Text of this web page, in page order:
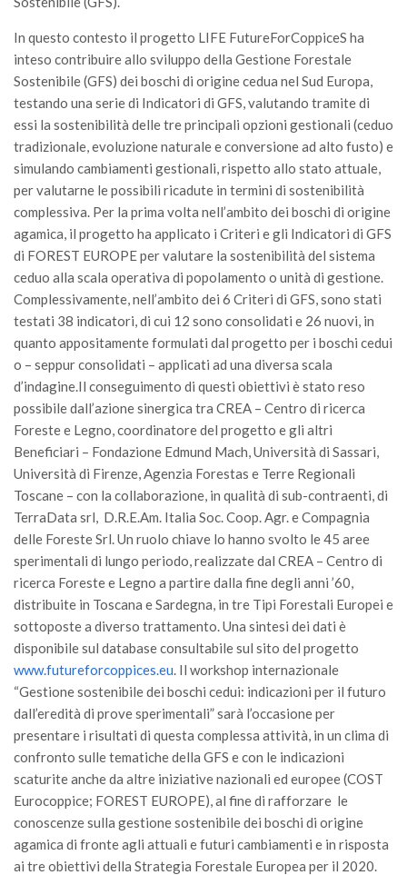
Borse di Studio
Call for Papers
Call for Proposals
Comunicati
Congressi
Convegni
Corsi di Aggiornamento
Corsi di Specializzazione
Giornate di Studio
Opportunità di Lavoro
Rassegne
Reports
Simposii
Congressi
Pagina Congressi
XV Congresso (Sassari 2026)
XIV Congresso (Padova 2024)
XIII Congresso (Orvieto 2022)
XII Congresso (Palermo 2019)
XI Congresso (Roma 2017)
X Congresso (Firenze 2015)
IX Congresso (Bolzano 2013)
VIII Congresso (Rende 2011)
VII Congresso (Isernia 2009)
VI Congresso (Arezzo 2007)
V Congresso (Torino 2003)
IV Congresso (Potenza 2003)
III Congresso (Viterbo 2001)
In questo contesto il progetto LIFE FutureForCoppiceS ha
inteso contribuire allo sviluppo della Gestione Forestale
Sostenibile (GFS) dei boschi di origine cedua nel Sud Europa,
testando una serie di Indicatori di GFS, valutando tramite di
essi la sostenibilità delle tre principali opzioni gestionali (ceduo
tradizionale, evoluzione naturale e conversione ad alto fusto) e
simulando cambiamenti gestionali, rispetto allo stato attuale,
per valutarne le possibili ricadute in termini di sostenibilità
complessiva. Per la prima volta nell’ambito dei boschi di origine
agamica, il progetto ha applicato i Criteri e gli Indicatori di GFS
di FOREST EUROPE per valutare la sostenibilità del sistema
ceduo alla scala operativa di popolamento o unità di gestione.
Complessivamente, nell’ambito dei 6 Criteri di GFS, sono stati
testati 38 indicatori, di cui 12 sono consolidati e 26 nuovi, in
quanto appositamente formulati dal progetto per i boschi cedui
o – seppur consolidati – applicati ad una diversa scala
d’indagine.Il conseguimento di questi obiettivi è stato reso
possibile dall’azione sinergica tra CREA – Centro di ricerca
Foreste e Legno, coordinatore del progetto e gli altri
Beneficiari – Fondazione Edmund Mach, Università di Sassari,
Università di Firenze, Agenzia Forestas e Terre Regionali
Toscane – con la collaborazione, in qualità di sub-contraenti, di
TerraData srl, D.R.E.Am. Italia Soc. Coop. Agr. e Compagnia
delle Foreste Srl. Un ruolo chiave lo hanno svolto le 45 aree
sperimentali di lungo periodo, realizzate dal CREA – Centro di
ricerca Foreste e Legno a partire dalla fine degli anni ’60,
distribuite in Toscana e Sardegna, in tre Tipi Forestali Europei e
sottoposte a diverso trattamento. Una sintesi dei dati è
disponibile sul database consultabile sul sito del progetto
www.futureforcoppices.eu. Il workshop internazionale
“Gestione sostenibile dei boschi cedui: indicazioni per il futuro
dall’eredità di prove sperimentali” sarà l’occasione per
presentare i risultati di questa complessa attività, in un clima di
confronto sulle tematiche della GFS e con le indicazioni
scaturite anche da altre iniziative nazionali ed europee (COST
Eurocoppice; FOREST EUROPE), al fine di rafforzare le
conoscenze sulla gestione sostenibile dei boschi di origine
agamica di fronte agli attuali e futuri cambiamenti e in risposta
ai tre obiettivi della Strategia Forestale Europea per il 2020.